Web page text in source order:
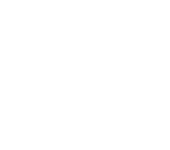
Integration mit